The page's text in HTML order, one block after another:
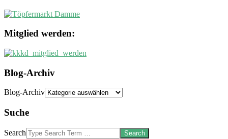
Mitglied werden:
Blog-Archiv
Blog-Archiv
Suche
Search